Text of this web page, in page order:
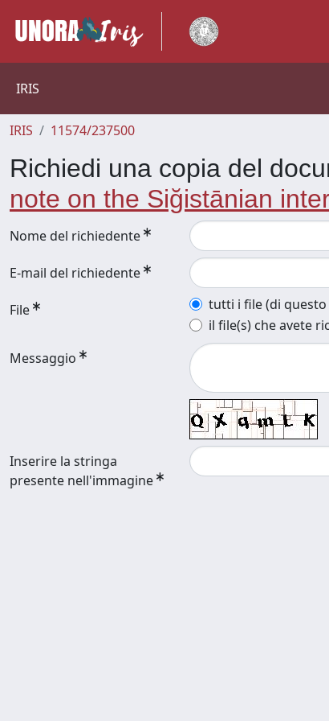
IRIS
IRIS 11574/237500
Richiedi una copia del
note on the Siğistānian
Nome del richiedente
E-mail del richiedente
File
tutti i file (di
il file(s) che avete
Messaggio
Inserire la stringa
presente nell'immagine